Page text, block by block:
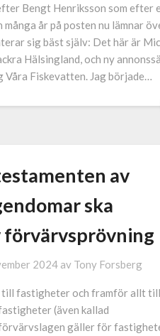
Bengt Henriksson som efter
år på posten nu lämnar
sig bäst själv: Det här är
Hälsingland, och ny
Fiskevatten. Jag började…
av
ska
förvärvsprövning
2024av Tony Forsberg
till fastigheter och framför allt till
(även kallad
gäller för